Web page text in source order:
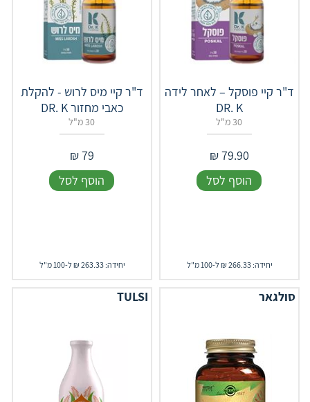
ד"ר קיי פוסקל – לאחר לידה
DR. K
30 מ"ל
79.90
₪
הוסף לסל
יחידה: 266.33 ₪ ל-100 מ"ל
‎ד"ר קיי מיס לרוש - להקלת
כאבי מחזור DR. K
30 מ"ל
79
₪
הוסף לסל
יחידה: 263.33 ₪ ל-100 מ"ל
סולגאר TULSI